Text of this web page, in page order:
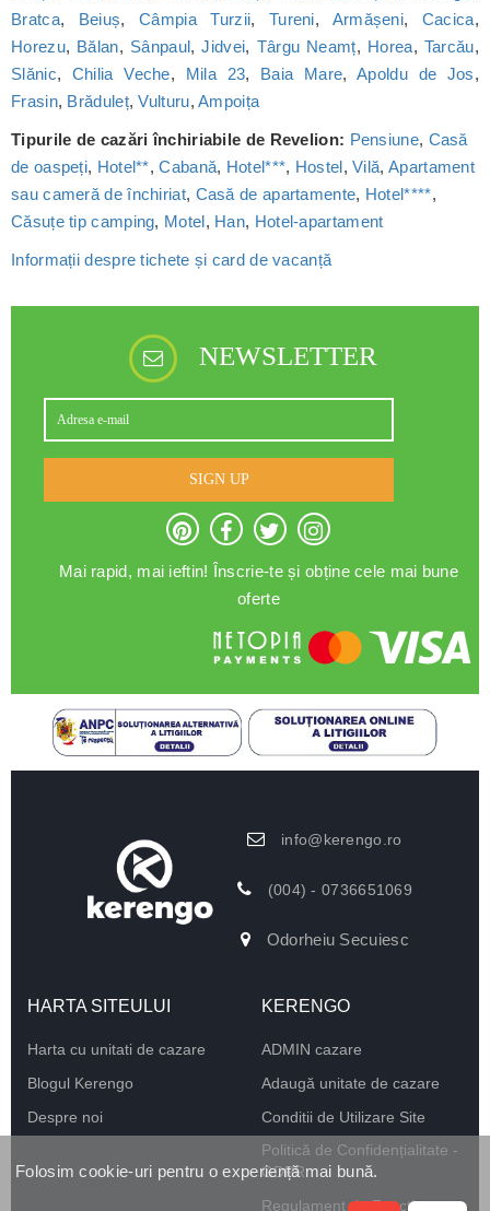
Bratca, Beiuș, Câmpia Turzii, Tureni, Armășeni, Cacica,
Horezu, Bălan, Sânpaul,Jidvei, Târgu Neamț, Horea, Tarcău,
Slănic, Chilia Veche, Mila 23, Baia Mare,Apoldu de Jos,
Frasin, Brăduleț,Vulturu,Ampoița
Tipurile de cazări închiriabile de Revelion: Pensiune, Casă
de oaspeți, Hotel**,Cabană, Hotel***, Hostel,Vilă, Apartament
sau cameră de închiriat, Casă de apartamente, Hotel****,
Căsuțe tip camping, Motel, Han, Hotel-apartament
Informații despre tichete și card de vacanță
NEWSLETTER
SIGN UP
Mai rapid, mai ieftin! Înscrie-te și obține cele mai bune
oferte
info@kerengo.ro
(004) - 0736651069
Odorheiu Secuiesc
HARTA SITEULUI
Harta cu unitati de cazare
Blogul Kerengo
Despre noi
KERENGO
ADMIN cazare
Adaugă unitate de cazare
Conditii de Utilizare Site
Politică de Confidențialitate -
GDPR
Regulament de Funcționare
Folosim cookie-uri pentru o experiență mai bună.